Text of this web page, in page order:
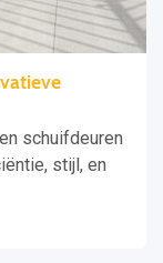
schuifdeuren
stijl, en